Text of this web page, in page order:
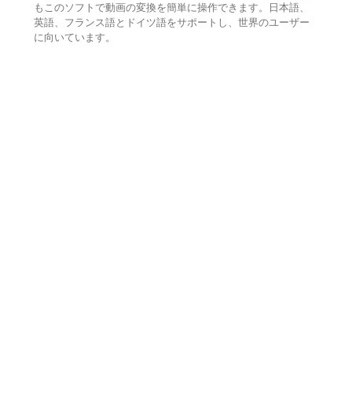
もこのソフトで動画の変換を簡単に操作できます。日本語、
英語、フランス語とドイツ語をサポートし、世界のユーザー
に向いています。